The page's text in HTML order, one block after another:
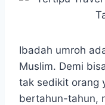
Ibadah umroh
Muslim. Demi
tak sedikit orang
bertahun-tahun,